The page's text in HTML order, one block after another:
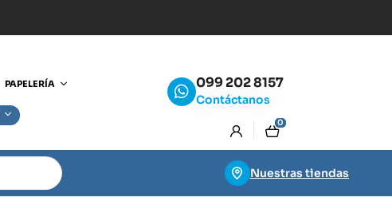
PAPELERÍA 099 202 8157
Contáctanos
0
Nuestras tiendas